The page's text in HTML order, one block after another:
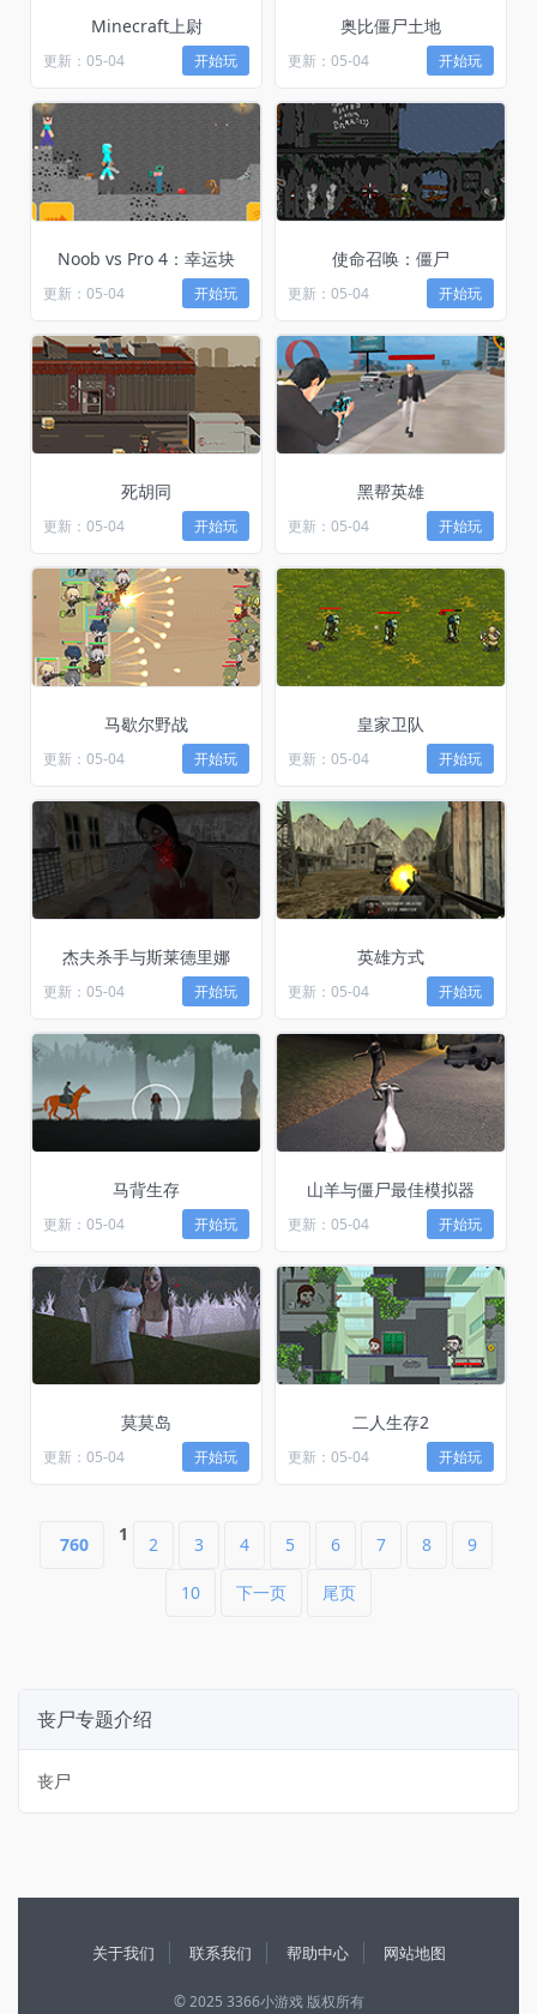
Minecraft上尉
更新：05-04 开始玩
奥比僵尸土地
更新：05-04 开始玩
Noob vs Pro 4：幸运块
更新：05-04 开始玩
使命召唤：僵尸
更新：05-04 开始玩
死胡同
更新：05-04 开始玩
黑帮英雄
更新：05-04 开始玩
马歇尔野战
更新：05-04 开始玩
皇家卫队
更新：05-04 开始玩
杰夫杀手与斯莱德里娜
更新：05-04 开始玩
英雄方式
更新：05-04 开始玩
马背生存
更新：05-04 开始玩
山羊与僵尸最佳模拟器
更新：05-04 开始玩
莫莫岛
更新：05-04 开始玩
二人生存2
更新：05-04 开始玩
760 1 2 3 4 5 6 7 8 9
10 下一页 尾页
丧尸专题介绍
丧尸
关于我们 联系我们 帮助中心 网站地图
© 2025 3366小游戏 版权所有